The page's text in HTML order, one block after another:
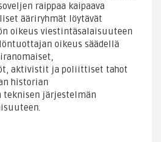
raippaa kaipaava
ääriryhmät löytävät
oikeus viestintäsalaisuuteen
oikeus säädellä
aktivistit ja poliittiset tahot
historian
järjestelmän